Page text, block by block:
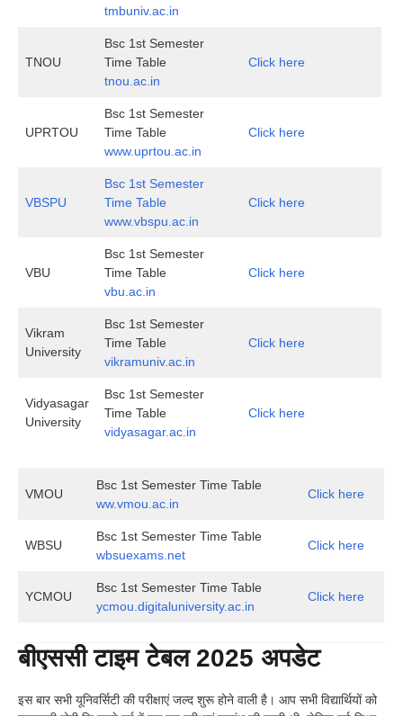
tmbuniv.ac.in
TNOU
Bsc 1st Semester
Time Table
tnou.ac.in
Click here
UPRTOU
Bsc 1st Semester
Time Table
www.uprtou.ac.in
Click here
VBSPU
Bsc 1st Semester
Time Table
www.vbspu.ac.in
Click here
VBU
Bsc 1st Semester
Time Table
vbu.ac.in
Click here
Vikram
University
Bsc 1st Semester
Time Table
vikramuniv.ac.in
Click here
Vidyasagar
University
Bsc 1st Semester
Time Table
vidyasagar.ac.in
Click here
VMOU
Bsc 1st Semester Time Table
ww.vmou.ac.in
Click here
WBSU
Bsc 1st Semester Time Table
wbsuexams.net
Click here
YCMOU
Bsc 1st Semester Time Table
ycmou.digitaluniversity.ac.in
Click here
बीएससी टाइम टेबल 2025 अपडेट
इस बार सभी यूनिवर्सिटी की परीक्षाएं जल्द शुरू होने वाली है। आप सभी विद्यार्थियों को